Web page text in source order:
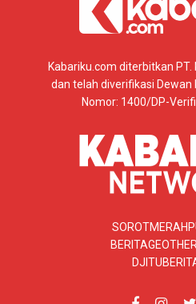
Kabariku.com diterbitkan
dan telah diverifikasi
Nomor: 1400/DP-